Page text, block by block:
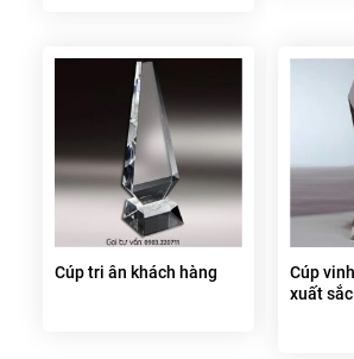
Cúp tri ân khách hàng
Cúp
xuất sắc